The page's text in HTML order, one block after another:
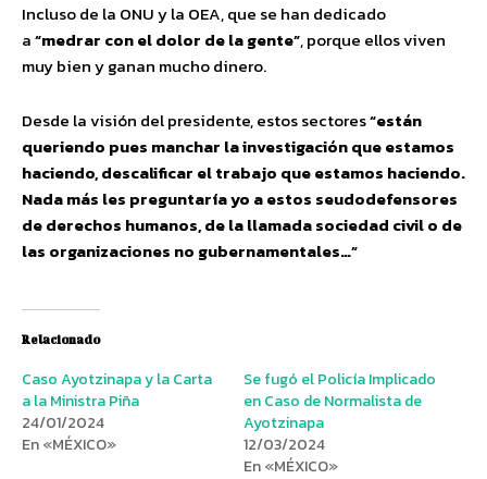
Incluso de la ONU y la OEA, que se han dedicado
a“medrar con el dolor de la gente”, porque ellos viven
muy bien y ganan mucho dinero.
Desde la visión del presidente, estos sectores“están
queriendo pues manchar la investigación que estamos
haciendo, descalificar el trabajo que estamos haciendo.
Nada más les preguntaría yo a estos seudodefensores
de derechos humanos, de la llamada sociedad civil o de
las organizaciones no gubernamentales…”
Relacionado
Caso Ayotzinapa y la Carta
a la Ministra Piña
24/01/2024
En «MÉXICO»
Se fugó el Policía Implicado
en Caso de Normalista de
Ayotzinapa
12/03/2024
En «MÉXICO»